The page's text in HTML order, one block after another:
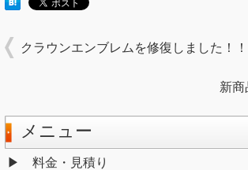
クラウンエンブレムを修復しました！！
新商
メニュー
料金・見積り